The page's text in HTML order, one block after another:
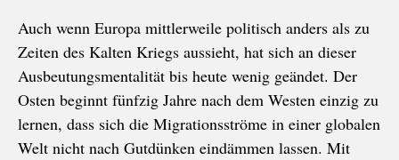
Auch wenn Europa mittlerweile politisch anders als zu
Zeiten des Kalten Kriegs aussieht, hat sich an dieser
Ausbeutungsmentalität bis heute wenig geändet. Der
Osten beginnt fünfzig Jahre nach dem Westen einzig zu
lernen, dass sich die Migrationsströme in einer globalen
Welt nicht nach Gutdünken eindämmen lassen. Mit